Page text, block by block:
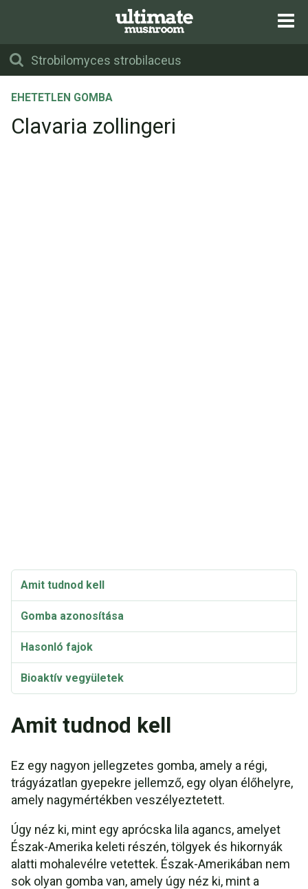
EHETETLEN GOMBA
Clavaria zollingeri
Amit tudnod kell
Gomba azonosítása
Hasonló fajok
Bioaktív vegyületek
Amit tudnod kell
Ez egy nagyon jellegzetes gomba, amely a régi,
trágyázatlan gyepekre jellemző, egy olyan élőhelyre,
amely nagymértékben veszélyeztetett.
Úgy néz ki, mint egy aprócska lila agancs, amelyet
Észak-Amerika keleti részén, tölgyek és hikornyák
alatti mohalevélre vetettek. Észak-Amerikában nem
sok olyan gomba van, amely úgy néz ki, mint a